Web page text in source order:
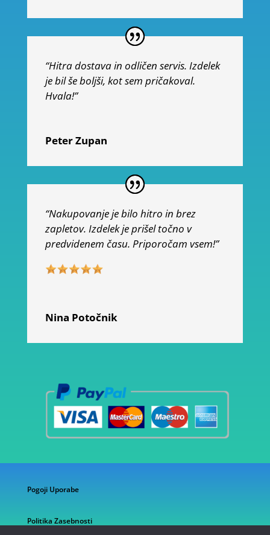
“Hitra dostava in odličen servis. Izdelek
je bil še boljši, kot sem pričakoval.
Hvala!”
Peter Zupan
“Nakupovanje je bilo hitro in brez
zapletov. Izdelek je prišel točno v
predvidenem času. Priporočam vsem!”
Nina Potočnik
Pogoji Uporabe
Politika Zasebnosti